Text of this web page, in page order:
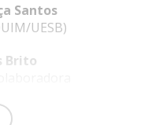
Santos
UESB)
Brito